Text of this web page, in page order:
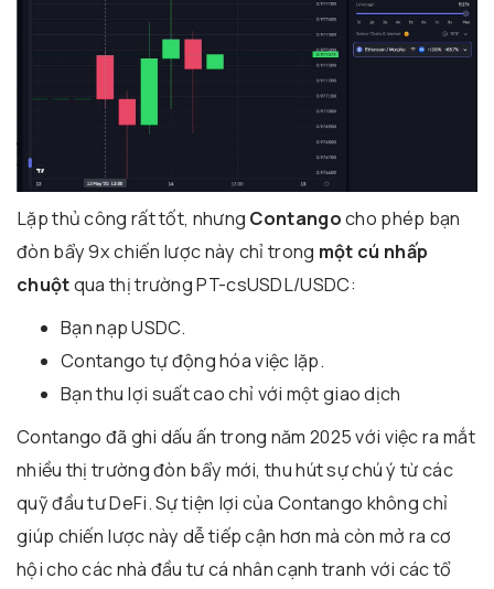
Lặp thủ công rất tốt, nhưng Contangocho phép bạn
đòn bẩy 9x chiến lược này chỉ trong một cú nhấp
chuộtqua thị trường PT-csUSDL/USDC:
Bạn nạp USDC.
Contango tự động hóa việc lặp.
Bạn thu lợi suất cao chỉ với một giao dịch
Contango đã ghi dấu ấn trong năm 2025 với việc ra mắt
nhiều thị trường đòn bẩy mới, thu hút sự chú ý từ các
quỹ đầu tư DeFi. Sự tiện lợi của Contango không chỉ
giúp chiến lược này dễ tiếp cận hơn mà còn mở ra cơ
hội cho các nhà đầu tư cá nhân cạnh tranh với các tổ